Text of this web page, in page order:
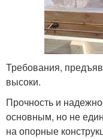
Требования,
высоки.
Прочность и
основным, но не
на опорные